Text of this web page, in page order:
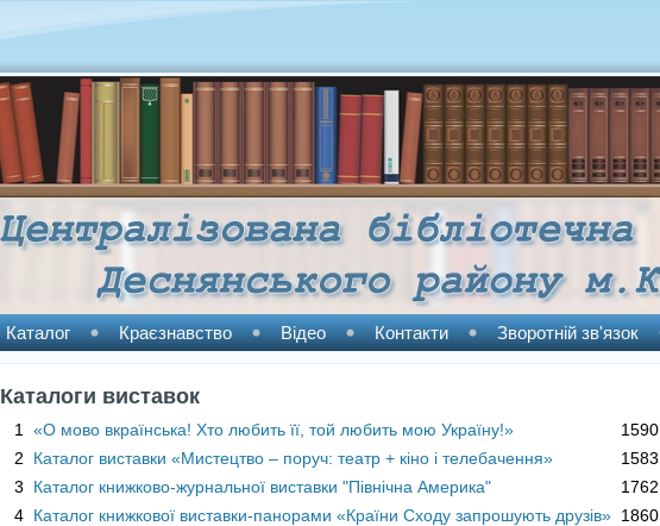
Каталог Краєзнавство Відео Контакти Зворотній зв'язок
Каталоги виставок
1 «О мово вкраїнська! Хто любить її, той любить мою Україну!»
1590
2
Каталог виставки «Мистецтво – поруч: театр + кіно і телебачення»
1583
3
Каталог книжково-журнальної виставки "Північна Америка"
1762
4 Каталог книжкової виставки-панорами «Країни Сходу запрошують друзів» 1860